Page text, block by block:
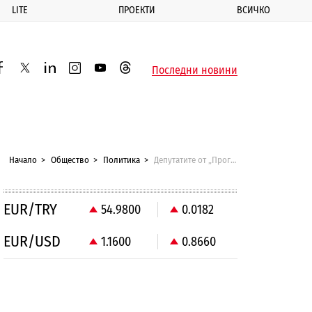
LITE ПРОЕКТИ ВСИЧКО
twitterlinkedininstagram
youtubethreadsПоследни новини
Начало Общество Политика Депутатите от „Прогресивна България“ се отказват да вдигат тавана на дълга
EUR/TRY 54.9800 0.0182
EUR/USD 1.1600 0.8660